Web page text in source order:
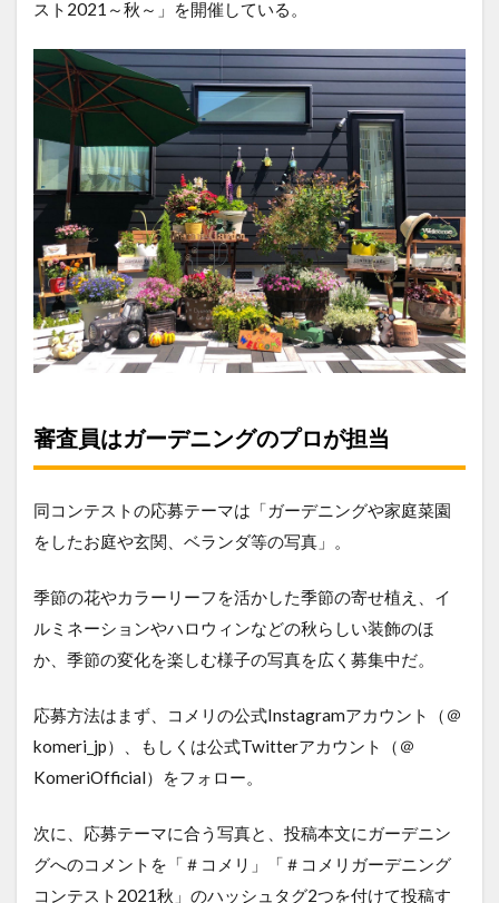
スト2021～秋～」を開催している。
審査員はガーデニングのプロが担当
同コンテストの応募テーマは「ガーデニングや家庭菜園
をしたお庭や玄関、ベランダ等の写真」。
季節の花やカラーリーフを活かした季節の寄せ植え、イ
ルミネーションやハロウィンなどの秋らしい装飾のほ
か、季節の変化を楽しむ様子の写真を広く募集中だ。
応募方法はまず、コメリの公式Instagramアカウント（＠
komeri_jp）、もしくは公式Twitterアカウント（＠
KomeriOfficial）をフォロー。
次に、応募テーマに合う写真と、投稿本文にガーデニン
グへのコメントを「＃コメリ」「＃コメリガーデニング
コンテスト2021秋」のハッシュタグ2つを付けて投稿す